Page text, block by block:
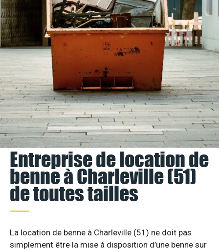
Entreprise de location de
benne à Charleville (51)
de toutes tailles
La location de benne à Charleville (51) ne doit pas
simplement être la mise à disposition d’une benne sur